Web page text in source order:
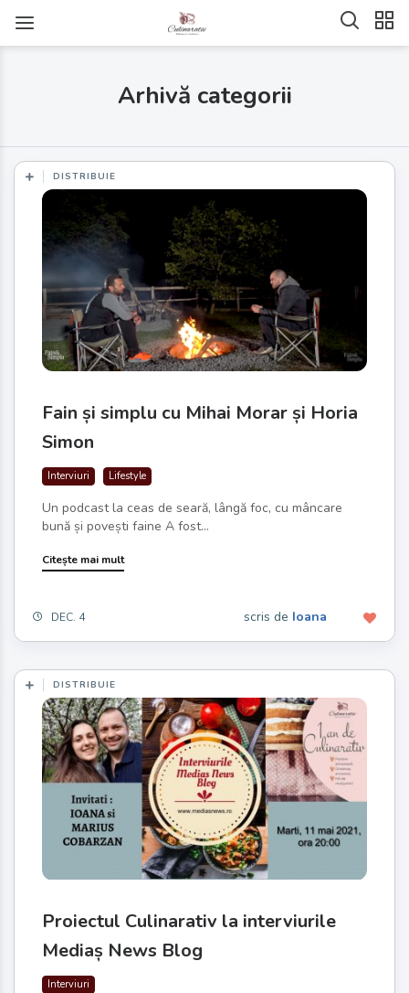
Arhivă categorii
DISTRIBUIE
Fain și simplu cu Mihai Morar și Horia
Simon
Interviuri Lifestyle
Un podcast la ceas de seară, lângă foc, cu mâncare
bună și povești faine A fost...
Citește mai mult
DEC. 4 scris de Ioana
DISTRIBUIE
Proiectul Culinarativ la interviurile
Mediaș News Blog
Interviuri